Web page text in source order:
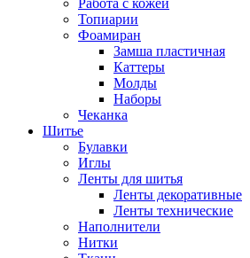
Работа с кожей
Топиарии
Фоамиран
Замша пластичная
Каттеры
Молды
Наборы
Чеканка
Шитье
Булавки
Иглы
Ленты для шитья
Ленты декоративные
Ленты технические
Наполнители
Нитки